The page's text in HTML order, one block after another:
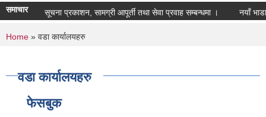
समाचार सूचना प्रकाशन, सामग्री आपूर्ती तथा सेवा प्रवाह सम्बन्धमा । नयाँ
You are here
Home » वडा कार्यालयहरु
वडा कार्यालयहरु
फेसबुक